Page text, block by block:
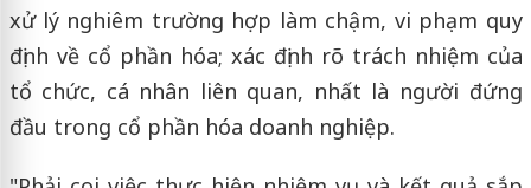
xử lý nghiêm trường hợp làm chậm, vi phạm quy
định về cổ phần hóa; xác định rõ trách nhiệm của
tổ chức, cá nhân liên quan, nhất là người đứng
đầu trong cổ phần hóa doanh nghiệp.